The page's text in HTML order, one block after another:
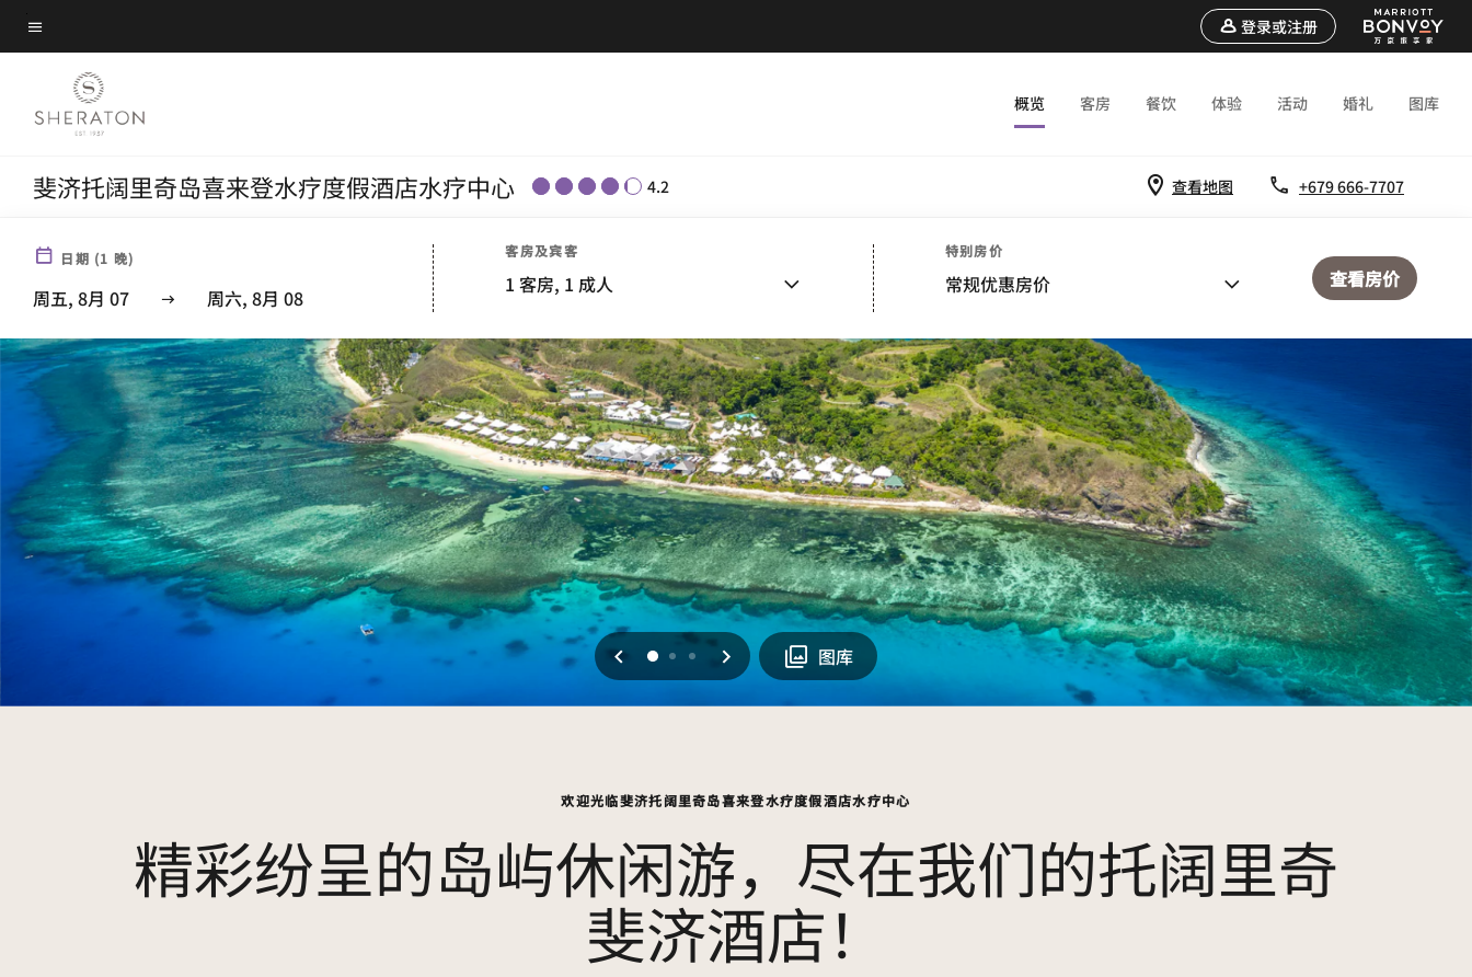
Skip
to
content
菜单文本
登录或注册
概览 客房 餐饮 体验 活动 婚礼 图库
斐济托阔里奇岛喜来登水疗度假酒店水疗中心 4.2 查看地图 +679 666-7707
日期 (1 晚)
周五, 8月 07 周六, 8月 08
客房及宾客
1 客房, 1 成人
特别房价
常规优惠房价 查看房价
上一页
0 1 2 下一页 图库
欢迎光临斐济托阔里奇岛喜来登水疗度假酒店水疗中心
精彩纷呈的岛屿休闲游，尽在我们的托阔里奇
斐济酒店！